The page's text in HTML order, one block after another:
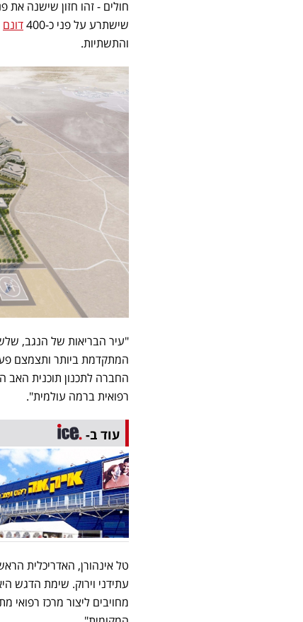
חולים - זהו חזון שישנה את
שישתרע על פני כ-400
דונם
והתשתיות.
המתקדמת ביותר ותצמצם
החברה לתכנון תוכנית האב
רפואית ברמה עולמית".
עוד ב-
טל אינהורן, האדריכלית
עתידני וירוק. שימת הדגש
מחויבים ליצור מרכז